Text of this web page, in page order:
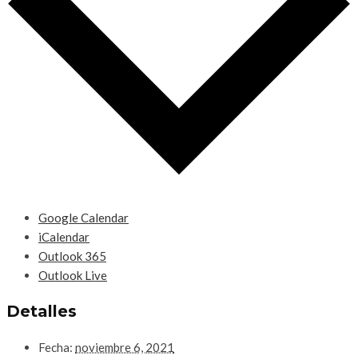
Google Calendar
iCalendar
Outlook 365
Outlook Live
Detalles
Fecha: noviembre 6, 2021